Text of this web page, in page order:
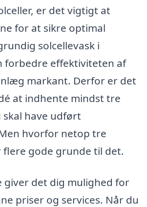
er det vigtigt at
for at sikre optimal
solcellevask i
forbedre effektiviteten af
markant. Derfor er det
at indhente mindst tre
have udført
hvorfor netop tre
flere gode grunde til det.
giver det dig mulighed for
priser og services. Når du